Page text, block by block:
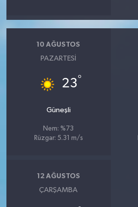
10 AĞUSTOS
PAZARTESI
23°
Güneşli
Nem: %73
Rüzgar: 5.31 m/s
12 AĞUSTOS
ÇARŞAMBA